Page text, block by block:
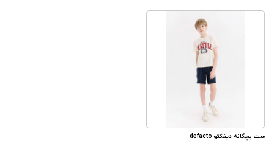
ست بچگانه دیفکتو defacto